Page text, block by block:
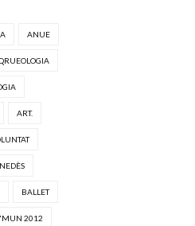
ANUE
ART.
BALLET
2012